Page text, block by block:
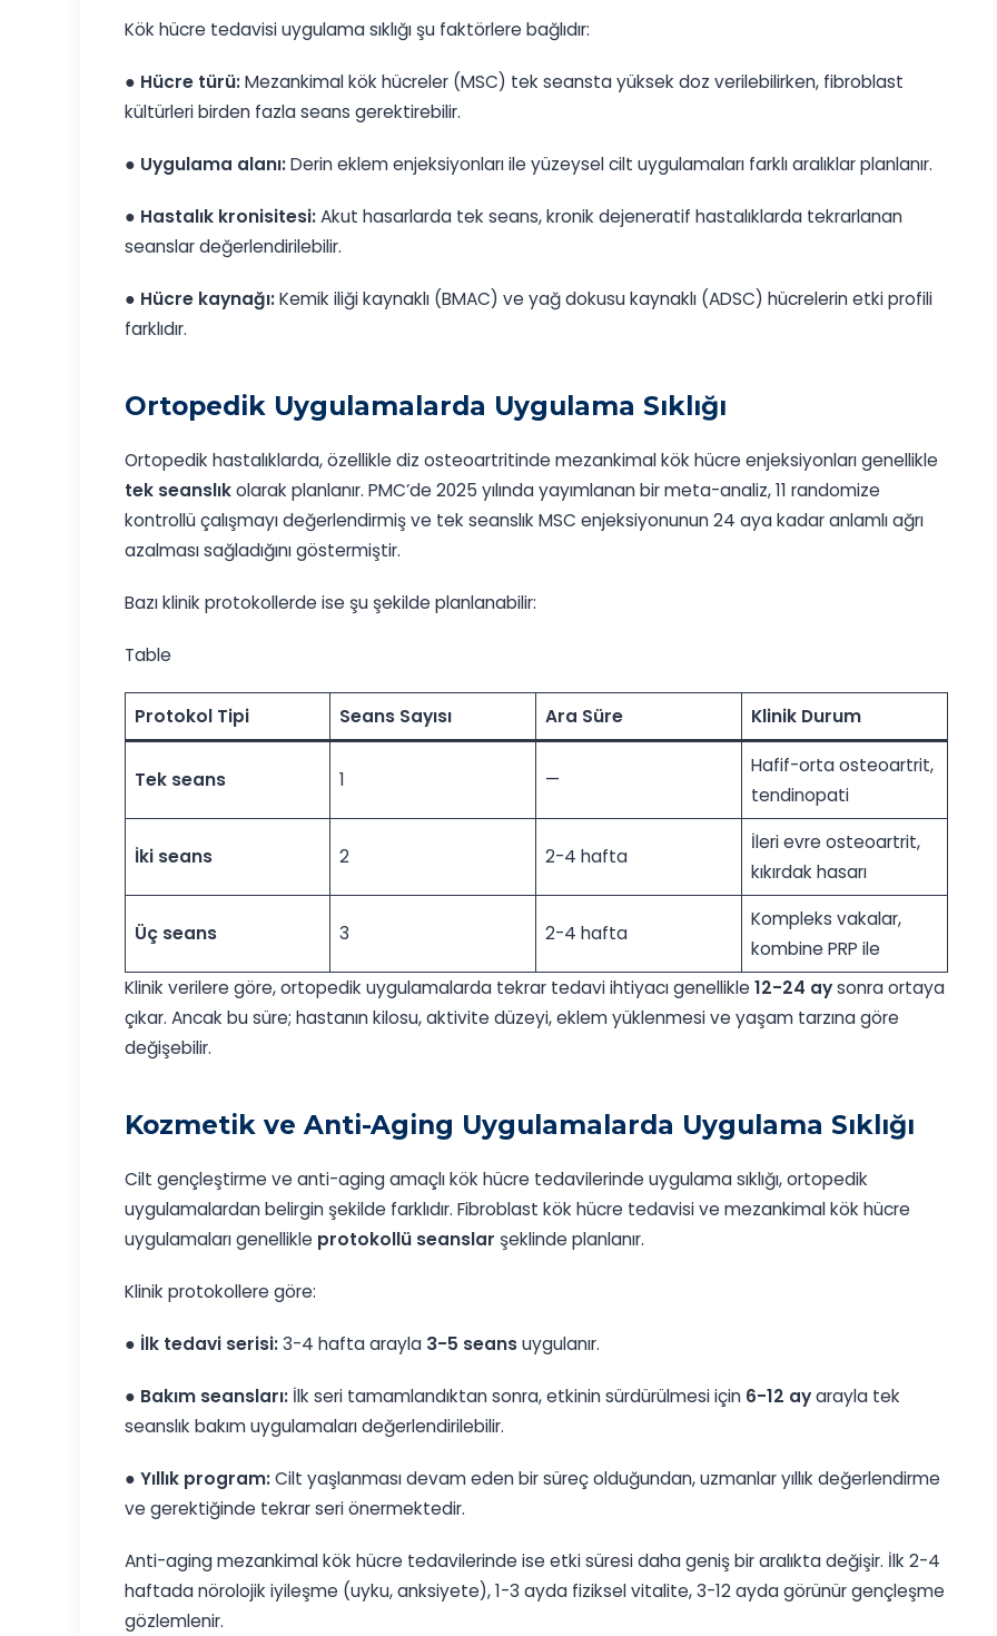
Kök hücre tedavisi uygulama sıklığı şu faktörlere bağlıdır:
● Hücre türü:Mezankimal kök hücreler (MSC) tek seansta yüksek doz verilebilirken, fibroblast
kültürleri birden fazla seans gerektirebilir.
● Uygulama alanı:Derin eklem enjeksiyonları ile yüzeysel cilt uygulamaları farklı aralıklar planlanır.
● Hastalık kronisitesi:Akut hasarlarda tek seans, kronik dejeneratif hastalıklarda tekrarlanan
seanslar değerlendirilebilir.
● Hücre kaynağı:Kemik iliği kaynaklı (BMAC) ve yağ dokusu kaynaklı (ADSC) hücrelerin etki profili
farklıdır.
Ortopedik Uygulamalarda Uygulama Sıklığı
Ortopedik hastalıklarda, özellikle diz osteoartritinde mezankimal kök hücre enjeksiyonları genellikle
tek seanslıkolarak planlanır. PMC’de 2025 yılında yayımlanan bir meta-analiz, 11 randomize
kontrollü çalışmayı değerlendirmiş ve tek seanslık MSC enjeksiyonunun 24 aya kadar anlamlı ağrı
azalması sağladığını göstermiştir.
Bazı klinik protokollerde ise şu şekilde planlanabilir:
Table
Protokol Tipi Seans Sayısı Ara Süre Klinik Durum
Tek seans 1 —
Hafif-orta osteoartrit,
tendinopati
İki seans 2 2-4 hafta
İleri evre osteoartrit,
kıkırdak hasarı
Üç seans 3 2-4 hafta
Kompleks vakalar,
kombine PRP ile
Klinik verilere göre, ortopedik uygulamalarda tekrar tedavi ihtiyacı genellikle 12-24 aysonra ortaya
çıkar. Ancak bu süre; hastanın kilosu, aktivite düzeyi, eklem yüklenmesi ve yaşam tarzına göre
değişebilir.
Kozmetik ve Anti-Aging Uygulamalarda Uygulama Sıklığı
Cilt gençleştirme ve anti-aging amaçlı kök hücre tedavilerinde uygulama sıklığı, ortopedik
uygulamalardan belirgin şekilde farklıdır. Fibroblast kök hücre tedavisi ve mezankimal kök hücre
uygulamaları genellikle protokollü seanslar şeklinde planlanır.
Klinik protokollere göre:
● İlk tedavi serisi:3-4 hafta arayla 3-5 seansuygulanır.
● Bakım seansları: İlk seri tamamlandıktan sonra, etkinin sürdürülmesi için 6-12 ayarayla tek
seanslık bakım uygulamaları değerlendirilebilir.
● Yıllık program:Cilt yaşlanması devam eden bir süreç olduğundan, uzmanlar yıllık değerlendirme
ve gerektiğinde tekrar seri önermektedir.
Anti-aging mezankimal kök hücre tedavilerinde ise etki süresi daha geniş bir aralıkta değişir. İlk 2-4
haftada nörolojik iyileşme (uyku, anksiyete), 1-3 ayda fiziksel vitalite, 3-12 ayda görünür gençleşme
gözlemlenir.